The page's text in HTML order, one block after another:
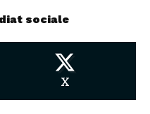
sociale
X